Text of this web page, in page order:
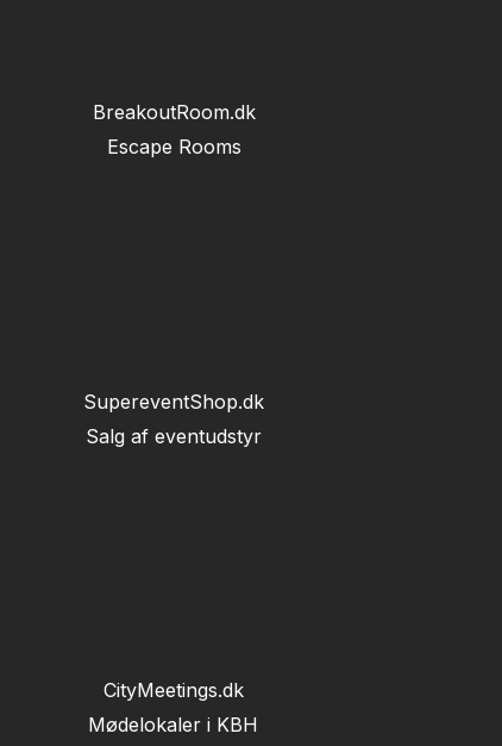
BreakoutRoom.dk
Escape Rooms
SupereventShop.dk
Salg af eventudstyr
CityMeetings.dk
Mødelokaler i KBH